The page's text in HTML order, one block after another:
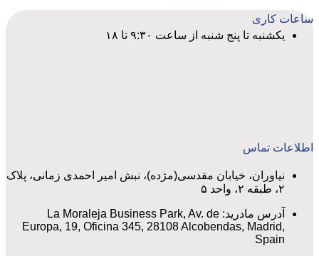
ساعات کاری
یکشنبه تا پنج شنبه از ساعت ۹:۳۰ تا ۱۸
اطلاعات تماس
نیاوران، خیابان مقدسی(مژده)، نبش امیر احمدی زمانی، پلاک
۲، طبقه ۲، واحد ۵
آدرس مادرید: La Moraleja Business Park, Av. de
Europa, 19, Oficina 345, 28108 Alcobendas, Madrid,
Spain